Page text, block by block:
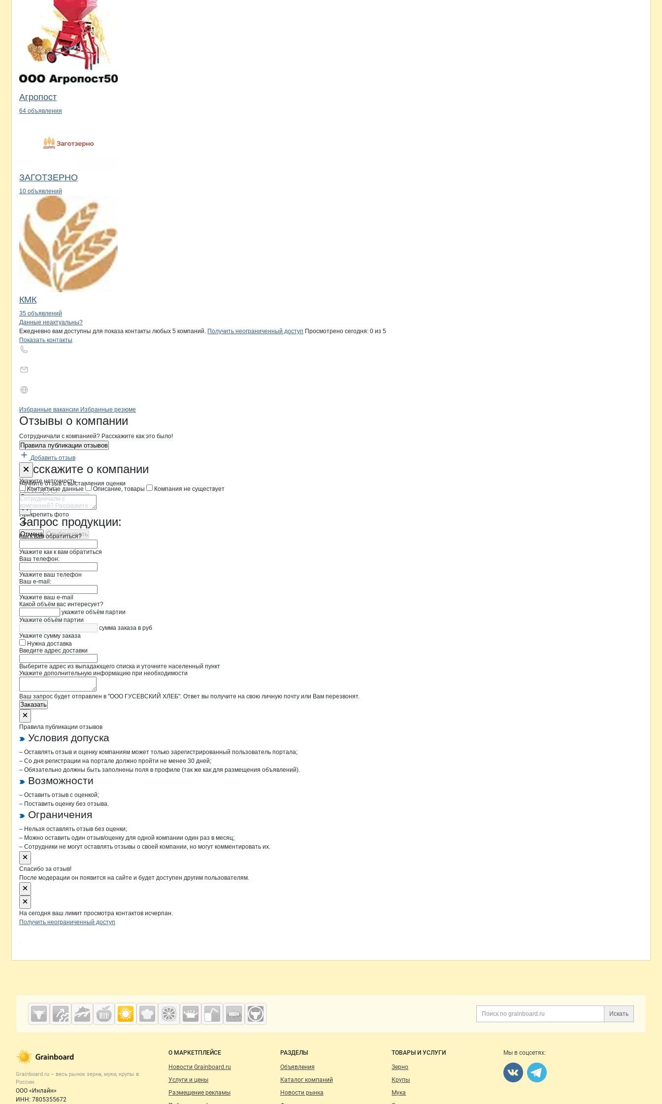
Агропост
64 объявления
ЗАГОТЗЕРНО
10 объявлений
КМК
35 объявлений
Контактыкомпании
+7(800)000-00-..
Данные неактуальны?
Ежедневно вам доступны для показа контакты любых 5 компаний. Получить неограниченный доступ Просмотрено сегодня: 0 из 5
Показать контакты
Брендыкомпани ГУСЕВСКИЙ ХЛЕБ
Вакансии вГУСЕВСКИЙ ХЛЕБ
Избранные вакансии Избранные резюме
Новости oГУСЕВСКИЙ ХЛЕБ, ООО
Отзывы о компании
Сотрудничали с компанией? Расскажите как это было!
Правила публикации отзывов
Добавить отзыв
Расскажите о компании
Начните отзыв с выставления оценки
Прикрепить фото
Отмена Опубликовать
Форма обратной связи о неточностях на странице
Укажите неточность
Контактные данные
Описание, товары Компания не существует
Отмена Опубликовать
Запрос продукции:
Как к вам обратиться?
Укажите как к вам обратиться
Ваш телефон:
Укажите ваш телефон
Ваш e-mail:
Укажите ваш e-mail
Какой объём вас интересует?
укажите объём партии
Укажите объём партии
сумма заказа в руб
Укажите сумму заказа
Нужна доставка
Введите адрес доставки
Выберите адрес из выпадающего списка и уточните населенный пункт
Укажите дополнительную информацию при необходимости
Ваш запрос будет отправлен в "ООО ГУСЕВСКИЙ ХЛЕБ". Ответ вы получите на свою личную почту или Вам перезвонят.
Заказать
Правила публикации отзывов
Условия допуска
– Оставлять отзыв и оценку компаниям может только зарегистрированный пользователь портала;
– Со дня регистрации на портале должно пройти не менее 30 дней;
– Обязательно должны быть заполнены поля в профиле (так же как для размещения объявлений).
Возможности
– Оставить отзыв с оценкой;
– Поставить оценку без отзыва.
Ограничения
– Нельзя оставлять отзыв без оценки;
– Можно оставить один отзыв/оценку для одной компании один раз в месяц;
– Сотрудники не могут оставлять отзывы о своей компании, но могут комментировать их.
Спасибо за отзыв!
После модерации он появится на сайте и будет доступен другим пользователям.
На сегодня ваш лимит просмотра контактов исчерпан.
Получить неограниченный доступ
Дополнительная информация
Искать
Cсылки на полезные проекты
Grainboard.ru
Важные разделы и контакты
Grainboard.ru – весь рынок зерна, муки, крупы в
России.
ООО «Инлайн»
ИНН: 7805355672
Навигация по сайту
О МАРКЕТПЛЕЙСЕ
Новости Grainboard.ru
Услуги и цены
Размещение рекламы
РАЗДЕЛЫ
Объявления
Каталог компаний
Новости рынка
ТОВАРЫ И УСЛУГИ
Зерно
Крупы
Мука
Мы в соцсетях: